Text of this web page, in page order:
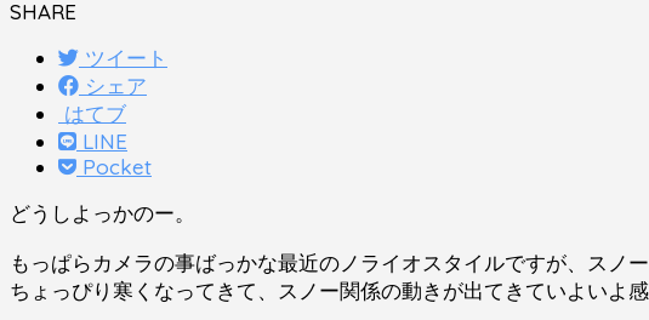
SHARE
ツイート
シェア
はてブ
LINE
Pocket
どうしよっかのー。
もっぱらカメラの事ばっかな最近のノライオスタイルですが、スノ
ちょっぴり寒くなってきて、スノー関係の動きが出てきていよいよ感